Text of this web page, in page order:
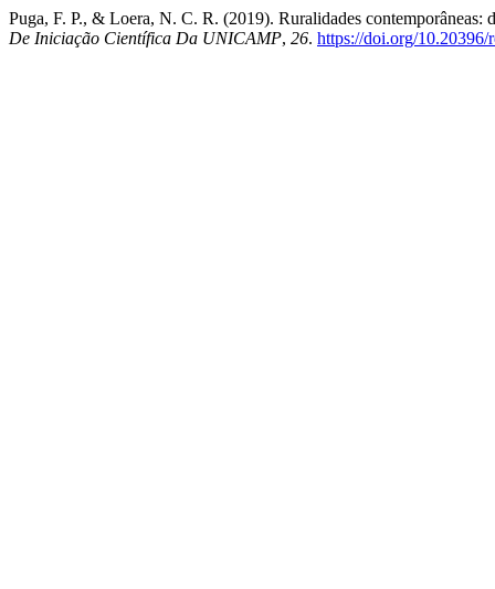
Puga, F. P., & Loera, N. C. R. (2019). Ruralidades contemporâneas:
De Iniciação Científica Da UNICAMP, 26. https://doi.org/